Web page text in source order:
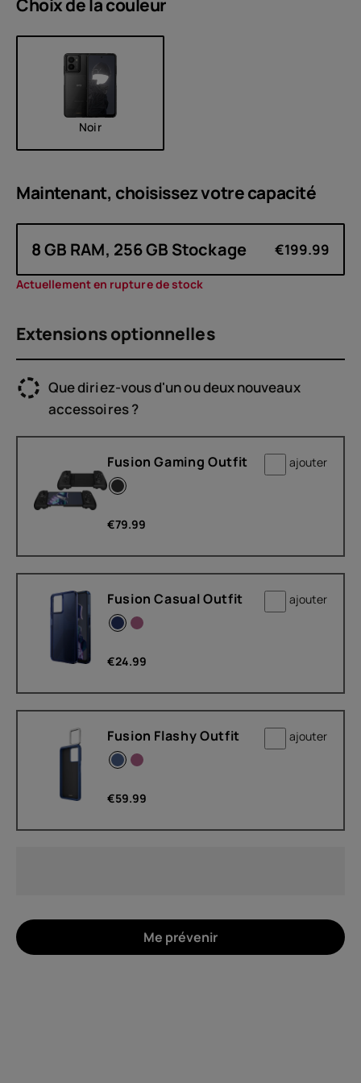
Auto-réparation
Belgium(Français|Dutch)
Choix de lacouleur
Noir
Maintenant, choisissez votrecapacité
8 GB RAM, 256 GB Stockage €199.99
Actuellement en rupture de stock
Extensions optionnelles
Que diriez-vous d'un ou deux nouveaux
accessoires ?
Fusion Gaming Outfit ajouter
€79.99
Fusion Casual Outfit ajouter
€24.99
Fusion Flashy Outfit ajouter
€59.99
Me prévenir